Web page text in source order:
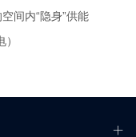
间内“隐身”供能